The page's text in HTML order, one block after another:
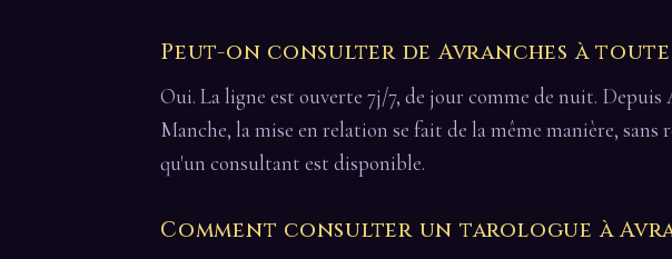
Peut-on consulter de Avranches à toute
Oui. La ligne est ouverte 7j/7, de jour comme de nuit. Depuis
Manche, la mise en relation se fait de la même manière, sans
qu'un consultant est disponible.
Comment consulter un tarologue à